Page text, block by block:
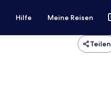
Hilfe Meine Reisen
Teilen